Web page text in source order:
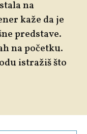
na
kaže da je
predstave.
na početku.
istražiš što